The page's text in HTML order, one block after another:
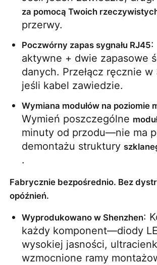
za pomocą Twoich
przerwy.
Poczwórny zapas sygnału RJ45:
aktywne + dwie zapasowe
danych. Przełącz ręcznie w
jeśli kabel zawiedzie.
Wymiana modułów na poziomie
Wymień poszczególne
minuty od przodu—nie ma
demontażu struktury
.
Fabrycznie bezpośrednio. Bez
opóźnień.
Wyprodukowano w Shenzhen:
każdy komponent—diody
wysokiej jasności,
wzmocnione ramy